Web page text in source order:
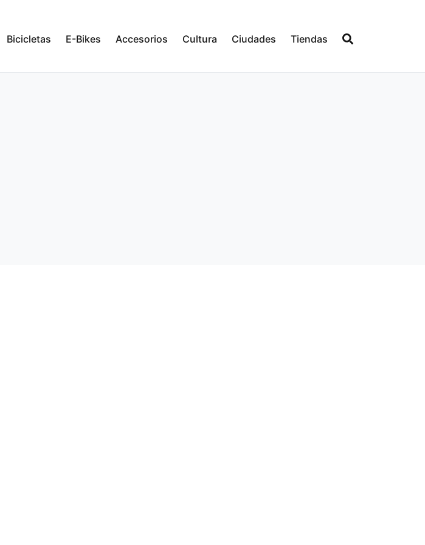
Bicicletas E-Bikes Accesorios Cultura Ciudades Tiendas